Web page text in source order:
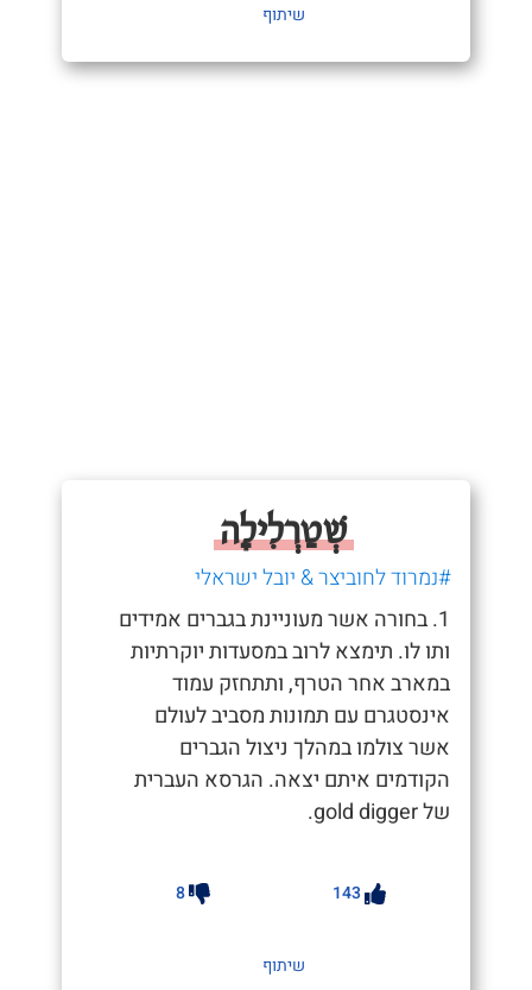
שיתוף
שְׁטַרְלִילָה
#נמרוד לחוביצר & יובל ישראלי
1. בחורה אשר מעוניינת בגברים אמידים
ותו לו. תימצא לרוב במסעדות יוקרתיות
במארב אחר הטרף, ותתחזק עמוד
אינסטגרם עם תמונות מסביב לעולם
אשר צולמו במהלך ניצול הגברים
הקודמים איתם יצאה. הגרסא העברית
של gold digger.
143
8
שיתוף